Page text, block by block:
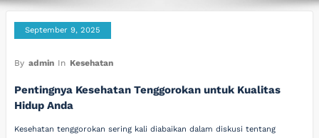
September 9, 2025
By admin In Kesehatan
Pentingnya Kesehatan Tenggorokan untuk Kualitas
Hidup Anda
Kesehatan tenggorokan sering kali diabaikan dalam diskusi tentang